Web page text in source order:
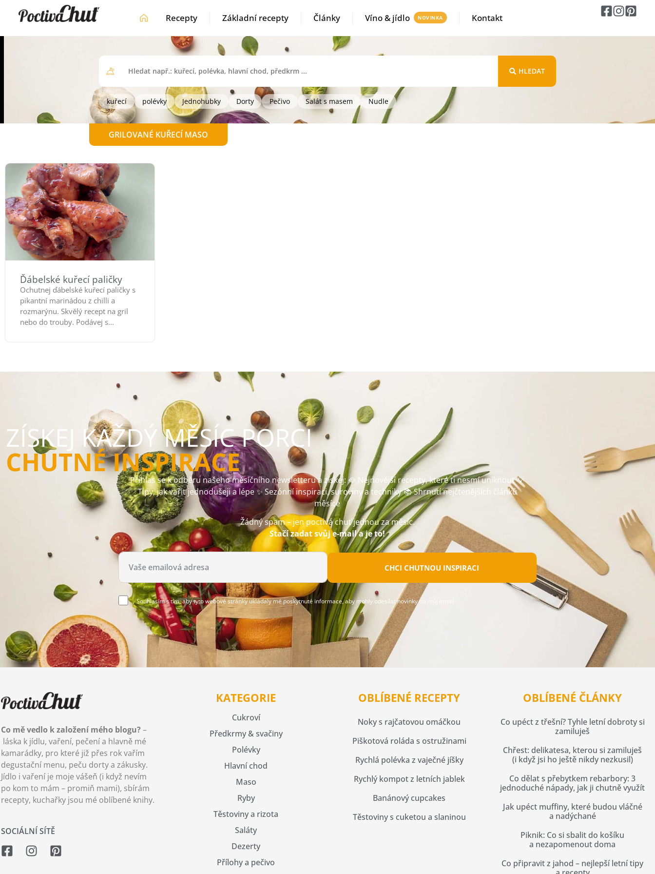
Recepty Základní recepty Články Víno & jídlo Kontakt
HLEDAT
kuřecí polévky Jednohubky Dorty Pečivo Salát s masem Nudle
GRILOVANÉ KUŘECÍ MASO
Ďábelské kuřecí paličky
Ochutnej ďábelské kuřecí paličky s
pikantní marinádou z chilli a
rozmarýnu. Skvělý recept na gril
nebo do trouby. Podávej s...
ZÍSKEJ KAŽDÝ MĚSÍC PORCI
CHUTNÉ INSPIRACE
Přihlas se k odběru našeho měsíčního newsletteru a získej: 🥘 Nejnovější recepty, které ti nesmí uniknout 💡
Tipy, jak vařit jednodušeji a lépe ✨ Sezónní inspiraci, suroviny a techniky 📚 Shrnutí nejčtenějších článků
měsíce
Žádný spam – jen poctivá chuť jednou za měsíc.
Stačí zadat svůj e-mail a je to!
CHCI CHUTNOU INSPIRACI
Souhlasím s tím, aby tyto webové stránky ukládaly mé poskytnuté informace, aby mohly odesílat novinky na můj email.
Co mě vedlo k založení mého blogu? –
láska k jídlu, vaření, pečení a hlavně mé
kamarádky, pro které již přes rok vařím
degustační menu, peču dorty a zákusky.
Jídlo i vaření je moje vášeň (i když nevím
po kom to mám – promiň mami), sbírám
recepty, kuchařky jsou mé oblíbené knihy.
SOCIÁLNÍ SÍTĚ
KATEGORIE
Cukroví
Předkrmy & svačiny
Polévky
Hlavní chod
Maso
Ryby
Těstoviny a rizota
Saláty
Dezerty
Přílohy a pečivo
OBLÍBENÉ RECEPTY
Noky s rajčatovou omáčkou
Piškotová roláda s ostružinami
Rychlá polévka z vaječné jíšky
Rychlý kompot z letních jablek
Banánový cupcakes
Těstoviny s cuketou a slaninou
OBLÍBENÉ ČLÁNKY
Co upéct z třešní? Tyhle letní dobroty si
zamiluješ
Chřest: delikatesa, kterou si zamiluješ
(i když jsi ho ještě nikdy nezkusil)
Co dělat s přebytkem rebarbory: 3
jednoduché nápady, jak ji chutně využít
Jak upéct muffiny, které budou vláčné
a nadýchané
Piknik: Co si sbalit do košíku
a nezapomenout doma
Co připravit z jahod – nejlepší letní tipy